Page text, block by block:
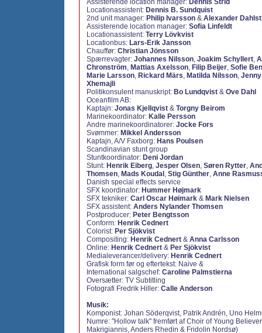
Assisterende location manager: Dennis Strid
Locationassistent: Dennis B. Sundquist
2nd unit manager: Philip Ivarsson & Alexander
Assisterende location manager: Sofia Linfeldt
Locationassistent: Terry Lövkvist
Locationbus: Lars-Erik Jansson
Chauffør: Christian Jönsson
Spærrevagter: Johannes Nilsson, Joakim Schyllert,
Chronström, Mattias Axelsson, Filip Beijer, Sofie
Marie Larsson, Rickard Märs, Matilda Nilsson,
Xhemajli
Politikonsulent manuskript: Bo Lundqvist & Ove Dahl
Oceanfilm AB:
Kaptajn: Jonas Kjellqvist & Torgny Beirom
Marinekoordinator: Kalle Persson
Andre marinekoordinatorer: Jocke Fors
Svømmer: Mikkel Andersson
Kaptajn, A/V Faxborg: Hans Poulsen
Scandinavian stunt group
Stuntkoordinator: Deni Jordan
Stunt: Henrik Eiberg, Jesper Olsen, Søren Rytter,
Thomsen, Mads Koudal , Stig Günther, Anne
Danish special effects service
SFX koordinator: Hummer Højmark
SFX tekniker: Carl Oscar Høimark & Mark Nielsen
SFX assistent: Anders Nylander Thomsen
Postproducer: Peter Bengtsson
Conform: Henrik Cednert
Colorist: Per Sjökvist
Compositing: Henrik Cednert & Anna Carlsson
Online: Henrik Cednert & Per Sjökvist
Medialeverancer/delivery: Henrik Cednert
Grafisk form før og eftertekst: Naive &
International salgschef: Caroline Palmstierna
Oversætter: TV Subtitling
Fotografi Fredrik Hiller: Calle Anderson
Musik:
Komponist: Johan Söderqvist, Patrik Andrén, Uno
Numre: "Hollow talk" fremført af Choir of Young
Makrigiannis, Anders Rhedin & Fridolin Nordsø)